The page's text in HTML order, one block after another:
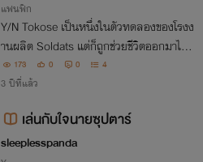
แฟนฟิก
Y/N Tokose เป็นหนึ่งในตัวทดลองของโรงง
านผลิต Soldats แต่ก็ถูกช่วยชีวิตออกมาได้โ
ดยพลเมืองดีสองนายชาวเนวาด้า และได้เป็น
ส่วนหนึ่งในทีมของพวกเขาไปโดยปริยาย เพี
ดลอง AAHW
173 0 0 4
3 ปีที่แล้ว
เล่นกับใจนายซุปตาร์
sleeplesspanda